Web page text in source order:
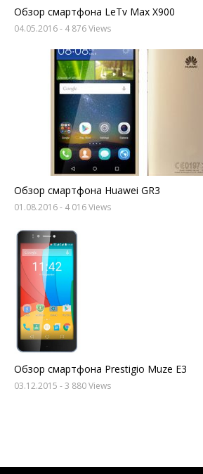
Обзор смартфона LeTv Max X900
04.05.2016- 4 876 Views
Обзор смартфона Huawei GR3
01.08.2016- 4 016 Views
Обзор смартфона Prestigio Muze E3
03.12.2015 - 3 880 Views